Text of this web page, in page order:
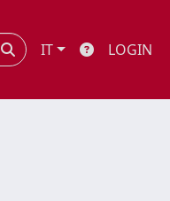
IT LOGIN